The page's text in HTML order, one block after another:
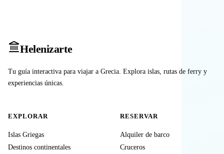
Helenizarte
Tu guía interactiva para viajar a Grecia. Explora islas, rutas de ferry y
experiencias únicas.
EXPLORAR
Islas Griegas
Destinos continentales
RESERVAR
Alquiler de barco
Cruceros